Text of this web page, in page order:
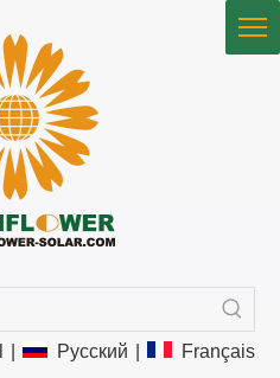
Pусский
Français